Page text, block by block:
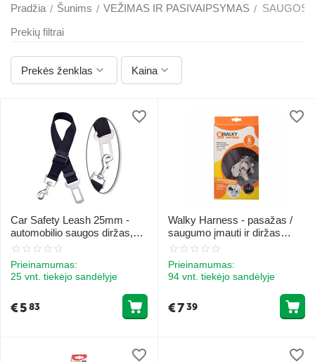
Pradžia / Šunims / VEŽIMAS IR PASIVAIPSYMAS / SAUGOS
Prekių filtrai
Prekės ženklas Kaina
Car Safety Leash 25mm -
automobilio saugos diržas,
plotis 25mm 1vnt. JUODAS
Prieinamumas:
25 vnt. tiekėjo sandėlyje
€583
Walky Harness - pasažas /
saugumo įmauti ir diržas
dydis S 30/60cm
Prieinamumas:
94 vnt. tiekėjo sandėlyje
€739